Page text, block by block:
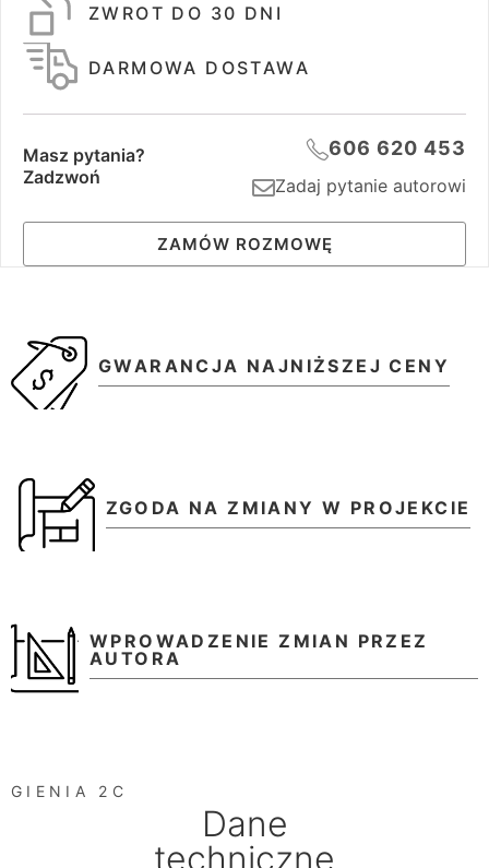
GWARANCJA NAJNIŻSZEJ CENY
ZGODA NA ZMIANY W PROJEKCIE
WPROWADZENIE ZMIAN PRZEZ
AUTORA
GIENIA 2C
Dane
techniczne
ZWROT DO 30 DNI
DARMOWA DOSTAWA
Masz pytania?
Zadzwoń
606 620 453
Zadaj pytanie autorowi
ZAMÓW ROZMOWĘ